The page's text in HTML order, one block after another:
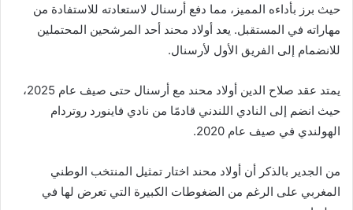
حيث برز بأداءه المميز، مما دفع أرسنال لاستعادته للاستفادة من
مهاراته في المستقبل. يعد أولاد محند أحد المرشحين المحتملين
للانضمام إلى الفريق الأول لأرسنال.
يمتد عقد صلاح الدين أولاد محند مع أرسنال حتى صيف عام 2025،
حيث انضم إلى النادي اللندني قادمًا من نادي فاينورد روتردام
الهولندي في صيف عام 2020.
من الجدير بالذكر أن أولاد محند اختار تمثيل المنتخب الوطني
المغربي على الرغم من الضغوطات الكبيرة التي تعرض لها في